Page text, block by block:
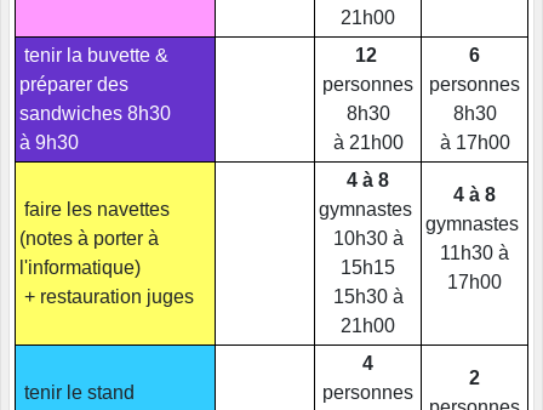
21h00
tenir la buvette &
préparer des
sandwiches 8h30
à 9h30
12
personnes
8h30
à 21h00
6
personnes
8h30
à 17h00
faire les navettes
(notes à porter à
l'informatique)
+ restauration juges
4 à 8
gymnastes
10h30 à
15h15
15h30 à
21h00
4 à 8
gymnastes
11h30 à
17h00
tenir le stand
4
personnes
2